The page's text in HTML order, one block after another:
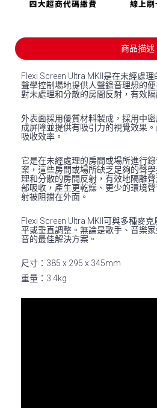
商品描述
Flexi Screen Ultra MKII是在未經處
聲學控制場地提供人聲錄音理想的
對未處理和分散的房間反射，有效隔
外表面採用優質材料製成，採用中
成屏障並提供有吸引力的視覺效果
吸收效率。
它是在未經處理的房間或場所進行
案，這些房間或場所缺乏足夠的聲
理和分散的房間反射，有效地隔離
部吸收，產生更乾燥、更少的環境
射被阻擋在外面。
Flexi Screen Ultra MKII可與多種麥
平或垂直調整。無論是歌手、音樂
音的最佳解決方案。
尺寸：385 x 295 x 345mm
重量：3.4kg